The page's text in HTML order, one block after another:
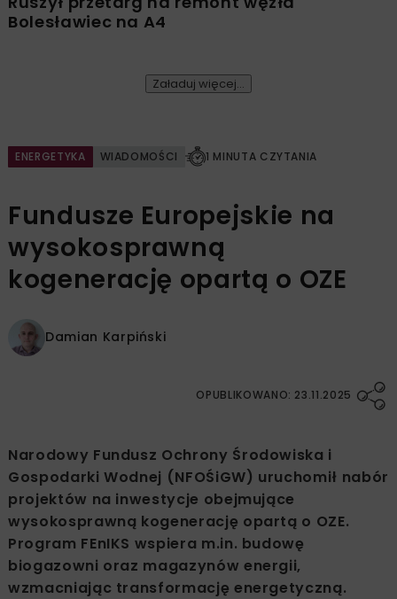
Bolesławiec na A4
Załaduj więcej...
ENERGETYKA WIADOMOŚCI 1 MINUTA CZYTANIA
Fundusze Europejskie na
wysokosprawną
kogenerację opartą o OZE
Damian Karpiński
OPUBLIKOWANO: 23.11.2025
Narodowy Fundusz Ochrony Środowiska i
Gospodarki Wodnej (NFOŚiGW) uruchomił nabór
projektów na inwestycje obejmujące
wysokosprawną kogenerację opartą o OZE.
Program FEnIKS wspiera m.in. budowę
biogazowni oraz magazynów energii,
wzmacniając transformację energetyczną.